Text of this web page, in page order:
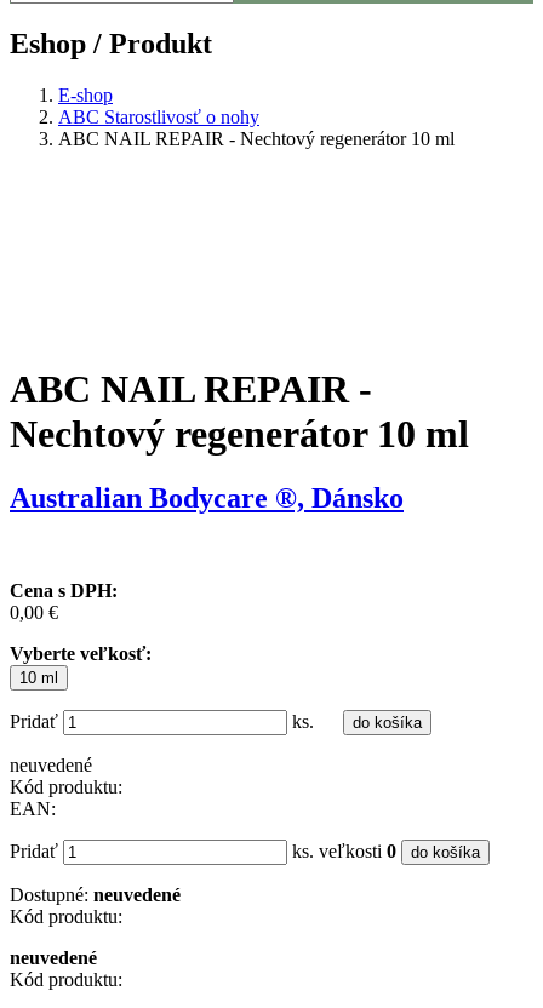
Eshop / Produkt
E-shop
ABC Starostlivosť o nohy
ABC NAIL REPAIR - Nechtový regenerátor 10 ml
ABC NAIL REPAIR -
Nechtový regenerátor 10 ml
Australian Bodycare ®, Dánsko
Cena s DPH:
0,00 €
Vyberte veľkosť:
10 ml
Pridať ks. do košíka
neuvedené
Kód produktu:
EAN:
Pridať ks. veľkosti 0 do košíka
Dostupné: neuvedené
Kód produktu:
neuvedené
Kód produktu: